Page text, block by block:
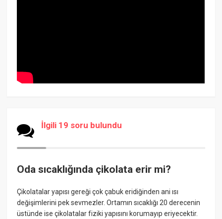
İlgili 19 soru bulundu
Oda sıcaklığında çikolata erir mi?
Çikolatalar yapısı gereği çok çabuk eridiğinden ani ısı
değişimlerini pek sevmezler. Ortamın sıcaklığı 20 derecenin
üstünde ise çikolatalar fiziki yapısını korumayıp eriyecektir.